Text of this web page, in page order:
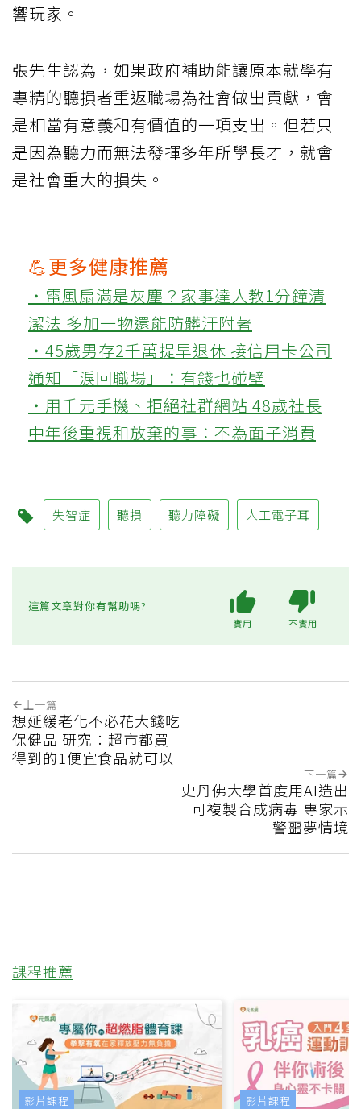
響玩家。
張先生認為，如果政府補助能讓原本就學有
專精的聽損者重返職場為社會做出貢獻，會
是相當有意義和有價值的一項支出。但若只
是因為聽力而無法發揮多年所學長才，就會
是社會重大的損失。
💪更多健康推薦
‧電風扇滿是灰塵？家事達人教1分鐘清
潔法 多加一物還能防髒汙附著
‧45歲男存2千萬提早退休 接信用卡公司
通知「淚回職場」：有錢也碰壁
‧用千元手機、拒絕社群網站 48歲社長
中年後重視和放棄的事：不為面子消費
失智症 聽損 聽力障礙 人工電子耳
這篇文章對你有幫助嗎?
實用 不實用
上一篇
想延緩老化不必花大錢吃
保健品 研究：超市都買
得到的1便宜食品就可以
下一篇
史丹佛大學首度用AI造出
可複製合成病毒 專家示
警噩夢情境
課程推薦
影片課程 影片課程